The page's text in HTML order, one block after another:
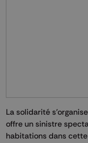
La solidarité
offre un sinistre
habitations dans